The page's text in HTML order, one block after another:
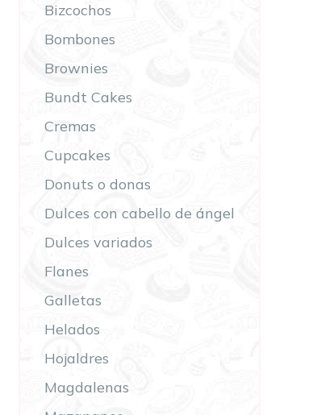
Bizcochos
Bombones
Brownies
Bundt Cakes
Cremas
Cupcakes
Donuts o donas
Dulces con cabello de ángel
Dulces variados
Flanes
Galletas
Helados
Hojaldres
Magdalenas